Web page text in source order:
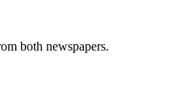
both newspapers.